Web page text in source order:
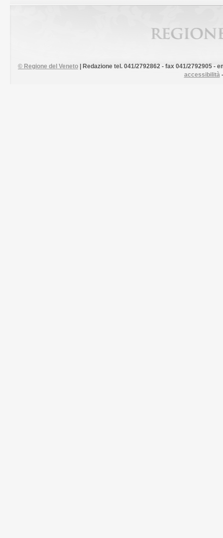
© Regione del Veneto
| Redazione tel. 041/2792862 - fax 041/2792905 -
accessibilità